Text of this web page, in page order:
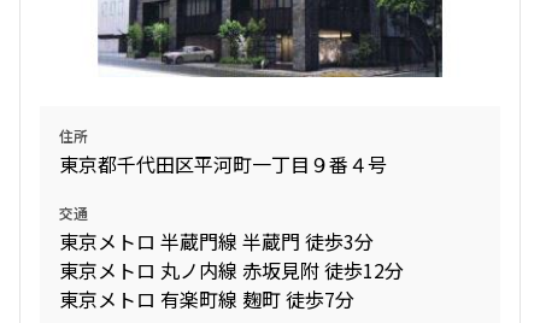
住所
東京都千代田区平河町一丁目９番４号
交通
東京メトロ 半蔵門線 半蔵門 徒歩3分
東京メトロ 丸ノ内線 赤坂見附 徒歩12分
東京メトロ 有楽町線 麹町 徒歩7分